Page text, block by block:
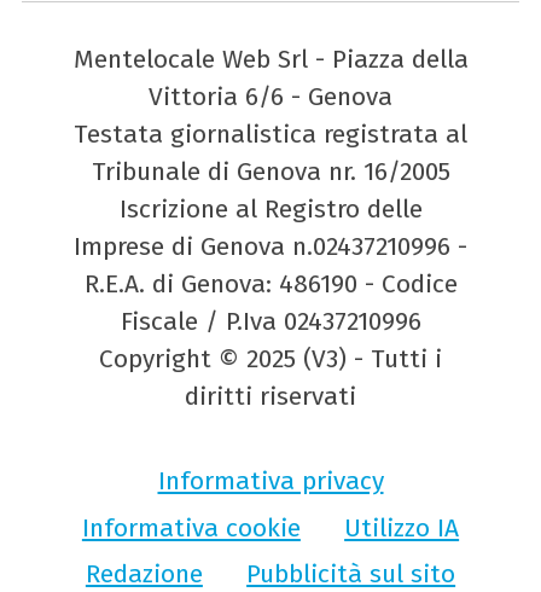
Mentelocale Web Srl - Piazza della
Vittoria 6/6 - Genova
Testata giornalistica registrata al
Tribunale di Genova nr. 16/2005
Iscrizione al Registro delle
Imprese di Genova n.02437210996 -
R.E.A. di Genova: 486190 - Codice
Fiscale / P.Iva 02437210996
Copyright © 2025 (V3) - Tutti i
diritti riservati
Informativa privacy
Informativa cookie
Utilizzo IA
Redazione
Pubblicità sul sito